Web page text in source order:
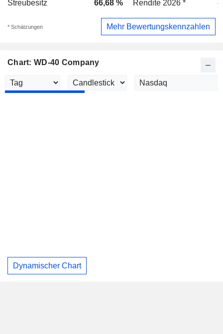
Streubesitz
66,68 % Rendite 2026 * -
* Schätzungen Mehr Bewertungskennzahlen
Chart: WD-40 Company
Dynamischer Chart